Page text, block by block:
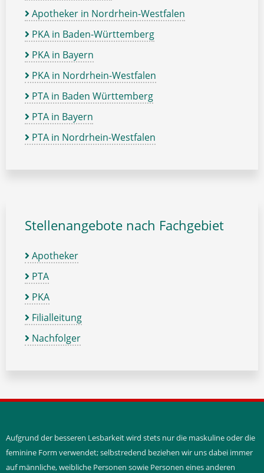
Apotheker in Nordrhein-Westfalen
PKA in Baden-Württemberg
PKA in Bayern
PKA in Nordrhein-Westfalen
PTA in Baden Württemberg
PTA in Bayern
PTA in Nordrhein-Westfalen
Stellenangebote nach Fachgebiet
Apotheker
PTA
PKA
Filialleitung
Nachfolger
Aufgrund der besseren Lesbarkeit wird stets nur die maskuline oder die
feminine Form verwendet; selbstredend beziehen wir uns dabei immer
auf männliche, weibliche Personen sowie Personen eines anderen